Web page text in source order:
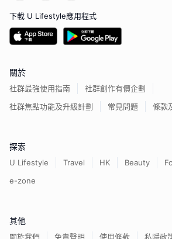
下載 U Lifestyle應用程式
關於
社群最強使用指南
社群創作有價企劃
社群焦點功能及升級計劃
常見問題 條款
探索
U Lifestyle Travel HK Beauty
e-zone
其他
關於我們 免責聲明 使用條款 私隱政